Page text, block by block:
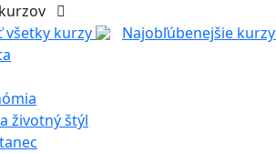
všetky kurzy
Najobľúbenejšie kurzy
životný štýl